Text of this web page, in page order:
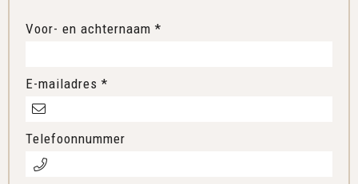
Voor- en achternaam *
E-mailadres *
Telefoonnummer